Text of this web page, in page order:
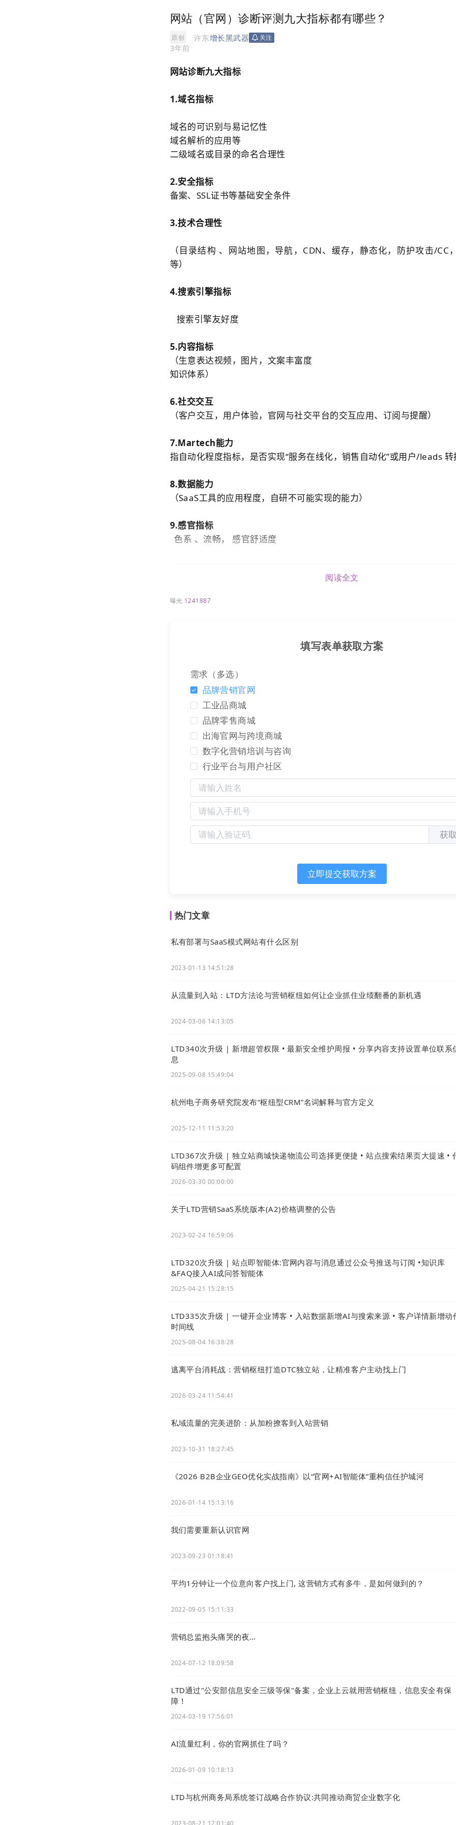
网站（官网）诊断评测九大指标都有哪些？
原创 许东增长黑武器 关注
3年前
网站诊断九大指标
1.域名指标
域名的可识别与易记忆性
域名解析的应用等
二级域名或目录的命名合理性
2.安全指标
备案、SSL证书等基础安全条件
3.技术合理性
（目录结构 、 网站地图，导航，CDN、缓存，静态化，防护攻击/CC
等）
4.搜索引擎指标
搜索引擎友好度
5.内容指标
（生意表达视频，图片，文案丰富度
知识体系）
6.社交交互
（客户交互，用户体验，官网与社交平台的交互应用、订阅与提醒）
7.Martech能力
指自动化程度指标，是否实现“服务在线化，销售自动化”或用户/leads
8.数据能力
（SaaS工具的应用程度，自研不可能实现的能力）
9.感官指标
色系 、流畅， 感官舒适度
阅读全文
曝光 1241887
填写表单获取方案
需求（多选）
品牌营销官网
工业品商城
品牌零售商城
出海官网与跨境商城
数字化营销培训与咨询
行业平台与用户社区
获
立即提交获取方案
热门文章
私有部署与SaaS模式网站有什么区别
2023-01-13 14:51:28
从流量到入站：LTD方法论与营销枢纽如何让企业抓住业绩翻番的新机遇
2024-03-06 14:13:05
LTD340次升级 | 新增超管权限 • 最新安全维护周报 • 分享内容支持设置单位联系
息
2025-09-08 15:49:04
杭州电子商务研究院发布“枢纽型CRM”名词解释与官方定义
2025-12-11 11:53:20
LTD367次升级 | 独立站商城快递物流公司选择更便捷 • 站点搜索结果页大提速 •
码组件增更多可配置
2026-03-30 00:00:00
关于LTD营销SaaS系统版本(A2)价格调整的公告
2023-02-24 16:59:06
LTD320次升级 | 站点即智能体:官网内容与消息通过公众号推送与订阅 •知识库
&FAQ接入AI成问答智能体
2025-04-21 15:28:15
LTD335次升级 | 一键开企业博客 • 入站数据新增AI与搜索来源 • 客户详情新增动
时间线
2025-08-04 16:38:28
逃离平台消耗战：营销枢纽打造DTC独立站，让精准客户主动找上门
2026-03-24 11:54:41
私域流量的完美进阶：从加粉撩客到入站营销
2023-10-31 18:27:45
《2026 B2B企业GEO优化实战指南》以“官网+AI智能体”重构信任护城河
2026-01-14 15:13:16
我们需要重新认识官网
2023-09-23 01:18:41
平均1分钟让一个位意向客户找上门, 这营销方式有多牛，是如何做到的？
2022-09-05 15:11:33
营销总监抱头痛哭的夜…
2024-07-12 18:09:58
LTD通过"公安部信息安全三级等保"备案，企业上云就用营销枢纽，信息安全有保
障！
2024-03-19 17:56:01
AI流量红利，你的官网抓住了吗？
2026-01-09 10:18:13
LTD与杭州商务局系统签订战略合作协议:共同推动商贸企业数字化
2023-08-21 12:01:40